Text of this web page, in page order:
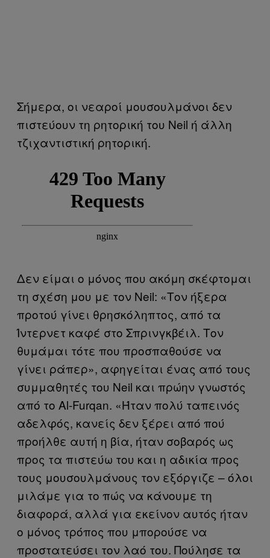
Σήμερα, οι νεαροί μουσουλμάνοι δεν
πιστεύουν τη ρητορική του Neil ή άλλη
τζιχαντιστική ρητορική.
Δεν είμαι ο μόνος που ακόμη σκέφτομαι
τη σχέση μου με τον Neil: «Τον ήξερα
προτού γίνει θρησκόληπτος, από τα
Ίντερνετ καφέ στο Σπρινγκβέιλ. Τον
θυμάμαι τότε που προσπαθούσε να
γίνει ράπερ», αφηγείται ένας από τους
συμμαθητές του Neil και πρώην γνωστός
από το Al-Furqan. «Ήταν πολύ ταπεινός
αδελφός, κανείς δεν ξέρει από πού
προήλθε αυτή η βία, ήταν σοβαρός ως
προς τα πιστεύω του και η αδικία προς
τους μουσουλμάνους τον εξόργιζε – όλοι
μιλάμε για το πώς να κάνουμε τη
διαφορά, αλλά για εκείνον αυτός ήταν
ο μόνος τρόπος που μπορούσε να
προστατεύσει τον λαό του. Πούλησε τα